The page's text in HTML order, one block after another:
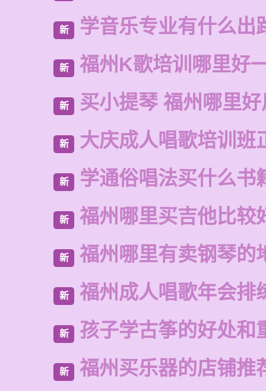
新 学音乐专业有什么出
新 福州K歌培训哪里好
新 买小提琴 福州哪里
新 大庆成人唱歌培训班
新 学通俗唱法买什么书
新 福州哪里买吉他比较
新 福州哪里有卖钢琴的
新 福州成人唱歌年会排
新 孩子学古筝的好处和
新 福州买乐器的店铺推